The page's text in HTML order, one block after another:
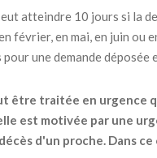
atteindre 10 jours si la
février, en mai, en juin ou
une demande déposée
être traitée en urgence
est motivée par une
d'un proche. Dans ce